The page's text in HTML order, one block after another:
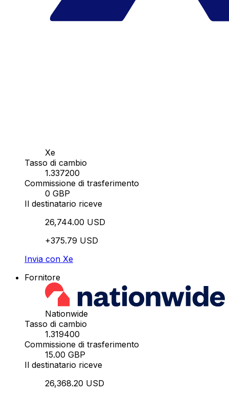
Xe
Tasso di cambio
1.337200
Commissione di trasferimento
0 GBP
Il destinatario riceve
26,744.00 USD
+375.79 USD
Invia con Xe
Fornitore
Nationwide
Tasso di cambio
1.319400
Commissione di trasferimento
15.00 GBP
Il destinatario riceve
26,368.20 USD